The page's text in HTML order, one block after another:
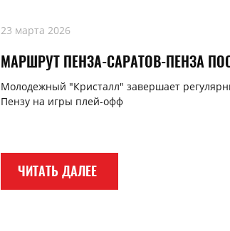
23 марта 2026
МАРШРУТ ПЕНЗА-САРАТОВ-ПЕНЗА
Молодежный "Кристалл" завершает
Пензу на игры плей-офф
ЧИТАТЬ ДАЛЕЕ